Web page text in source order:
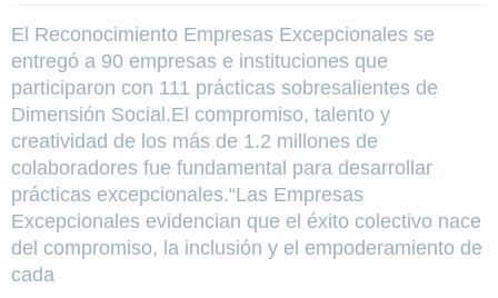
El Reconocimiento Empresas Excepcionales se
entregó a 90 empresas e instituciones que
participaron con 111 prácticas sobresalientes de
Dimensión Social.El compromiso, talento y
creatividad de los más de 1.2 millones de
colaboradores fue fundamental para desarrollar
prácticas excepcionales.“Las Empresas
Excepcionales evidencian que el éxito colectivo nace
del compromiso, la inclusión y el empoderamiento de
cada